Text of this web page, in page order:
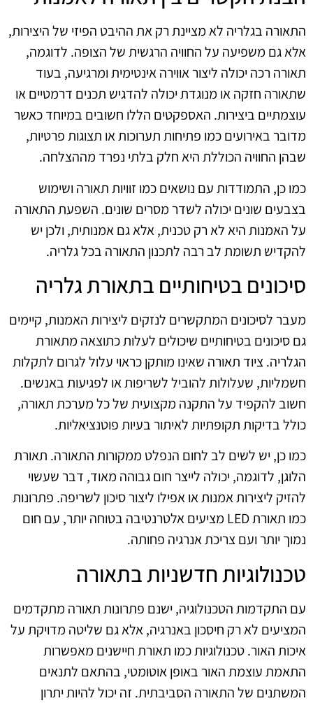
התאורה בגלריה לא מציינת רק את ההיבט הפיזי של היצירות,
אלא גם משפיעה על החוויה הרגשית של הצופה. לדוגמה,
תאורה רכה יכולה ליצור אווירה אינטימית ומרגיעה, בעוד
שתאורה חזקה או מנוגדת יכולה להדגיש תכנים דרמטיים או
עוצמתיים ביצירות. האספקטים הללו חשובים במיוחד כאשר
מדובר באירועים כמו פתיחות תערוכות או תצוגות פרטיות,
שבהן החוויה הכוללת היא חלק בלתי נפרד מההצלחה.
כמו כן, התמודדות עם נושאים כמו זוויות תאורה ושימוש
בצבעים שונים יכולה לשדר מסרים שונים. השפעת התאורה
על האמנות היא לא רק טכנית, אלא גם אמנותית, ולכן יש
להקדיש תשומת לב רבה לתכנון התאורה בכל גלריה.
סיכונים בטיחותיים בתאורת גלריה
מעבר לסיכונים המתקשרים לנזקים ליצירות האמנות, קיימים
גם סיכונים בטיחותיים שיכולים לעלות כתוצאה מתאורת
הגלריה. ציוד תאורה שאינו מותקן כראוי עלול לגרום לתקלות
חשמליות, שעלולות להוביל לשריפות או לפגיעות באנשים.
חשוב להקפיד על התקנה מקצועית של כל מערכת תאורה,
כולל בדיקות תקופתיות לאיתור בעיות פוטנציאליות.
כמו כן, יש לשים לב לחום הנפלט ממקורות התאורה. תאורת
הלוגן, לדוגמה, יכולה לייצר חום גבוהה מאוד, דבר שעשוי
להזיק ליצירות אמנות או אפילו ליצור סיכון לשריפה. פתרונות
כמו תאורת LED מציעים אלטרנטיבה בטוחה יותר, עם חום
נמוך יותר ועם צריכת אנרגיה פחותה.
טכנולוגיות חדשניות בתאורה
עם התקדמות הטכנולוגיה, ישנם פתרונות תאורה מתקדמים
המציעים לא רק חיסכון באנרגיה, אלא גם שליטה מדויקת על
איכות האור. טכנולוגיות כמו תאורת חיישנים מאפשרות
התאמת עוצמת האור באופן אוטומטי, בהתאם לתנאים
המשתנים של התאורה הסביבתית. זה יכול להיות יתרון